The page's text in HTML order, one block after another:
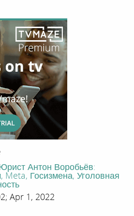
Антон Воробьёв:
Meta, Госизмена, Уголовная
Apr 1, 2022